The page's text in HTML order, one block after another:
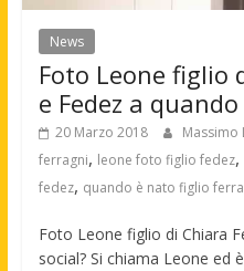
News
Foto Leone figlio
e Fedez a
20 Marzo 2018 Massimo
ferragni, leone foto figlio fedez,
fedez, quando è nato figlio
Foto Leone figlio di Chiara
social? Si chiama Leone ed